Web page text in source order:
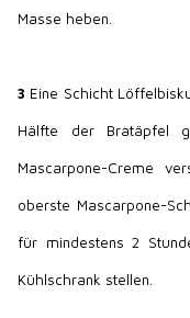
Masse heben.
3 Eine Schicht
Hälfte der Bratäpfel
Mascarpone-Creme
oberste Mascarpone-
für mindestens 2
Kühlschrank stellen.